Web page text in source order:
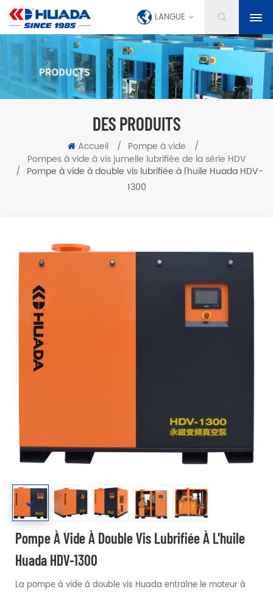
LANGUE
DES PRODUITS
Accueil / Pompe à vide
/
Pompes à vide à vis jumelle lubrifiée de la série HDV
/ Pompe à vide à double vis lubrifiée à l'huile Huada HDV-
1300
Pompe À Vide À Double Vis Lubrifiée À L'huile
Huada HDV-1300
La pompe à vide à double vis Huada entraîne le moteur à